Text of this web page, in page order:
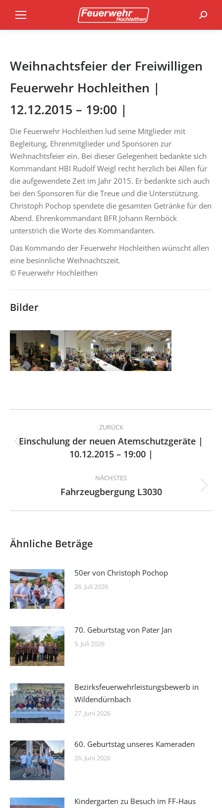
Weihnachtsfeier der Freiwilligen
Feuerwehr Hochleithen |
12.12.2015 – 19:00 |
Die Feuerwehr Hochleithen lud seine Mitglieder mit
Begleitung, Ehrenmitglieder und Sponsoren zur
Weihnachtsfeier ein. Bei dieser Gelegenheit bedankte sich
Kommandant HBI Rudolf Weigl recht herzlich bei Allen für
die aufgewendete Zeit im Jahr 2015. Er bedankte sich auch
bei den Sponsoren für die Treue und die Unterstützung.
Christoph Pochop spendete die gesamten Getränke für den
Abend. Ehrenkommandant BFR Johann Rernböck
unterstrich die Worte des Kommandanten.
Das Kommando der Feuerwehr Hochleithen wünscht allen
eine besinnliche Weihnachtszeit.
© Feuerwehr Hochleithen
Bilder
Kommentarnavigation
ZURÜCK
Vorheriger
Beitrag:
Einschulung der neuen Atemschutzgeräte |
10.12.2015 – 19:00 |
NÄCHSTES
Nächster
Fahrzeugbergung L3030
Ähnliche Beträge
50er von Christoph Pochop
26. Juli 2026
70. Geburtstag von Pater Jan
5. Juli 2026
Bezirksfeuerwehrleistungsbewerb in
Wildendürnbach
27. Juni 2026
60. Geburtstag unseres Kameraden
26. Juni 2026
Kindergarten zu Besuch im FF-Haus